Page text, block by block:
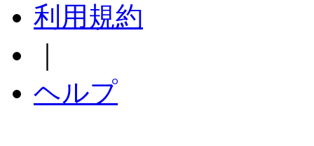
利用規約
ヘルプ